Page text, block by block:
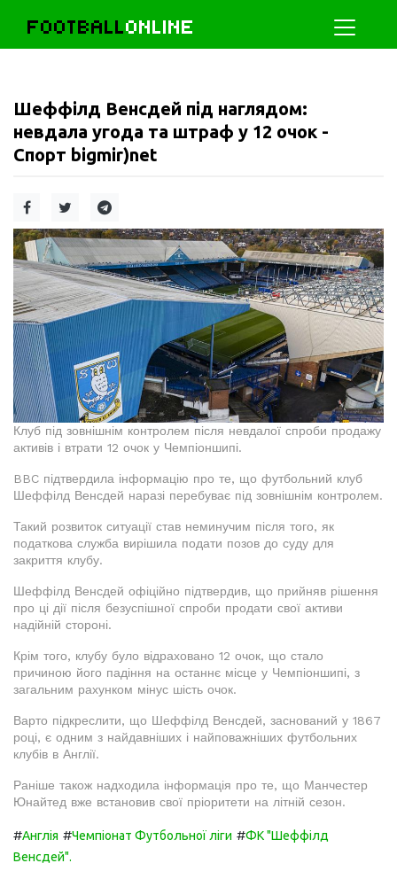
FOOTBALLONLINE
Шеффілд Венсдей під наглядом:
невдала угода та штраф у 12 очок -
Спорт bigmir)net
Клуб під зовнішнім контролем після невдалої спроби продажу
активів і втрати 12 очок у Чемпіоншипі.
BBC підтвердила інформацію про те, що футбольний клуб
Шеффілд Венсдей наразі перебуває під зовнішнім контролем.
Такий розвиток ситуації став неминучим після того, як
податкова служба вирішила подати позов до суду для
закриття клубу.
Шеффілд Венсдей офіційно підтвердив, що прийняв рішення
про ці дії після безуспішної спроби продати свої активи
надійній стороні.
Крім того, клубу було відраховано 12 очок, що стало
причиною його падіння на останнє місце у Чемпіоншипі, з
загальним рахунком мінус шість очок.
Варто підкреслити, що Шеффілд Венсдей, заснований у 1867
році, є одним з найдавніших і найповажніших футбольних
клубів в Англії.
Раніше також надходила інформація про те, що Манчестер
Юнайтед вже встановив свої пріоритети на літній сезон.
#Англія #Чемпіонат Футбольної ліги #ФК "Шеффілд
Венсдей".